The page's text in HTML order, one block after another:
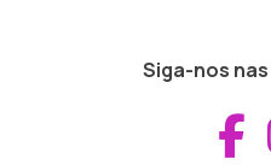
Siga-nos